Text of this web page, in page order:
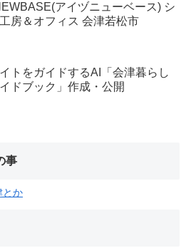
アイヅニューベース) シ
房＆オフィス 会津若松市
トをガイドするAI「会津暮らし
ドブック」作成・公開
事
とか